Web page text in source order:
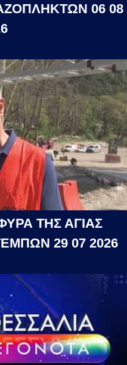
06 08
ΤΗΣ ΑΓΙΑΣ
29 07 2026